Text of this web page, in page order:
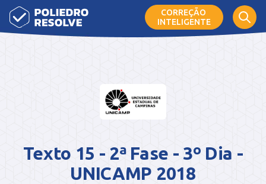
CORREÇÃO
INTELIGENTE
Texto 15 - 2ª Fase - 3º Dia -
UNICAMP 2018